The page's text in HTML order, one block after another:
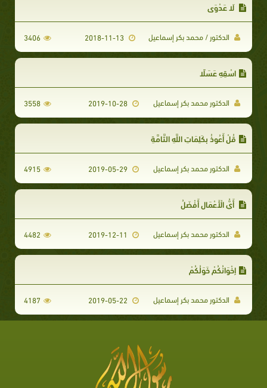
لَا عَدْوَى
الدكتور / محمد بكر إسماعيل 3406
اسْقِهِ عَسَلًا
الدكتور محمد بكر إسماعيل 3558
قُلْ أَعُوذُ بِكَلِمَاتِ اللَّهِ التَّامَّةِ
الدكتور محمد بكر إسماعيل 4915
أَيُّ الْأَعْمَالِ أَفْضَلُ
الدكتور محمد بكر إسماعيل 4482
إِخْوَانُكُمْ خَوَلُكُمْ
الدكتور محمد بكر إسماعيل 4187